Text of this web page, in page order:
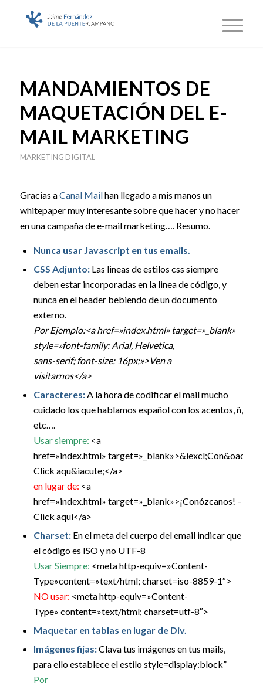
MANDAMIENTOS DE
MAQUETACIÓN DEL E-
MAIL MARKETING
MARKETING DIGITAL
Gracias aCanal Mailhan llegado a mis manos un
whitepaper muy interesante sobre que hacer y no hacer
en una campaña de e-mail marketing…. Resumo.
Nunca usar Javascript en tus emails.
CSS Adjunto:Las lineas de estilos css siempre
deben estar incorporadas en la linea de código, y
nunca en el header bebiendo de un documento
externo.
Por Ejemplo:<a href=»index.html» target=»_blank»
style=»font-family: Arial, Helvetica,
sans-serif; font-size: 16px;»>Ven a
visitarnos</a>
Caracteres:A la hora de codificar el mail mucho
cuidado los que hablamos español con los acentos, ñ,
etc….
Usar siempre: <a
href=»index.html»
Click aqu&iacute;</a>
en lugar de: <a
href=»index.html» target=»_blank»>¡Conózcanos! –
Click aquí</a>
Charset:En el meta del cuerpo del email indicar que
el código es ISO y no UTF-8
Usar Siempre: <meta http-equiv=»Content-
Type»content=»text/html; charset=iso-8859-1″>
NO usar: <meta http-equiv=»Content-
Type» content=»text/html; charset=utf-8″>
Maquetar en tablas en lugar de Div.
Imágenes fijas:Clava tus imágenes en tus mails,
para ello establece el estilo style=display:block”
Por